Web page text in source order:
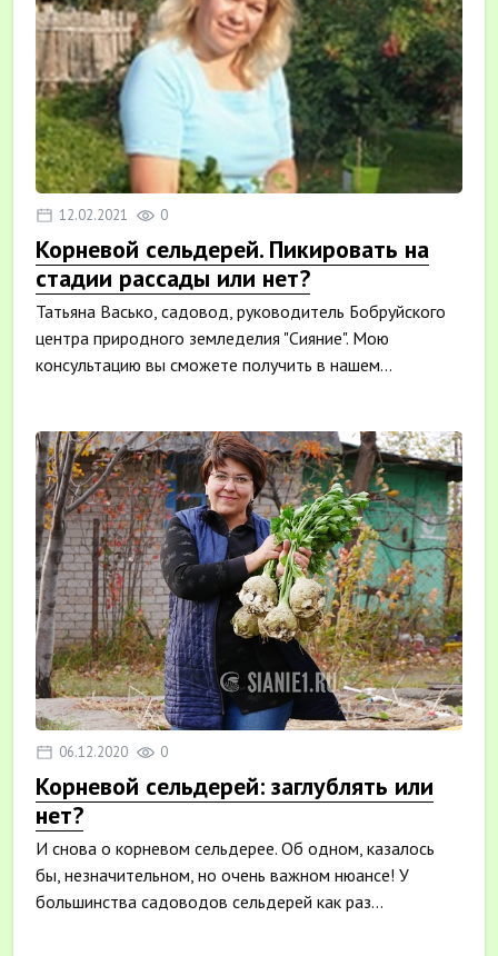
12.02.2021 0
Корневой сельдерей. Пикировать на
стадии рассады или нет?
Татьяна Васько, садовод, руководитель Бобруйского
центра природного земледелия "Сияние". Мою
консультацию вы сможете получить в нашем...
06.12.2020 0
Корневой сельдерей: заглублять или
нет?
И снова о корневом сельдерее. Об одном, казалось
бы, незначительном, но очень важном нюансе! У
большинства садоводов сельдерей как раз...